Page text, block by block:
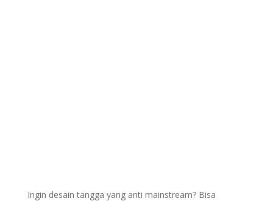
Ingin desain tangga yang anti mainstream? Bisa